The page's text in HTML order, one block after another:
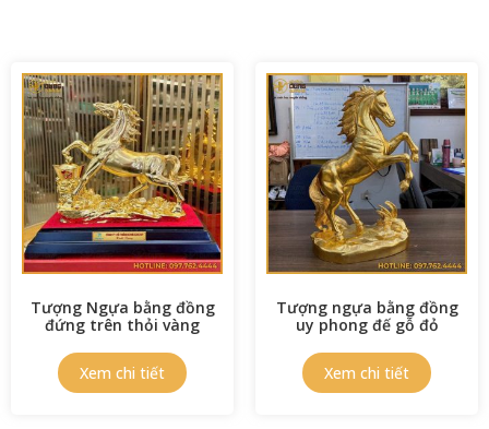
Tượng Ngựa bằng đồng
đứng trên thỏi vàng
Tượng ngựa bằng đồng
uy phong đế gỗ đỏ